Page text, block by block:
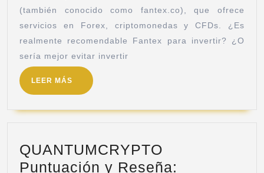
(también conocido como fantex.co), que ofrece
servicios en Forex, criptomonedas y CFDs. ¿Es
realmente recomendable Fantex para invertir? ¿O
sería mejor evitar invertir
LEER MÁS
QUANTUMCRYPTO
Puntuación y Reseña: